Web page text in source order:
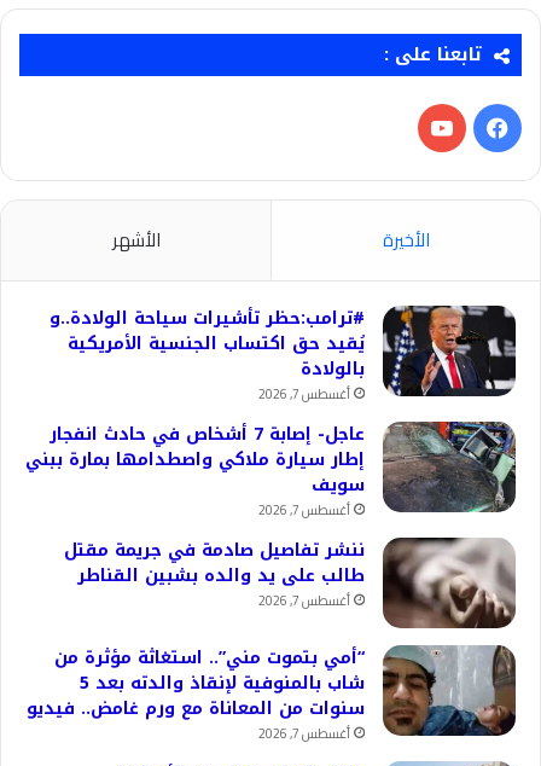
تابعنا على :
فيسبوك‫YouTube
الأخيرة الأشهر
#ترامب:حظر تأشيرات سياحة الولادة..و
يُقيد حق اكتساب الجنسية الأمريكية
بالولادة
أغسطس 7, 2026
عاجل- إصابة 7 أشخاص في حادث انفجار
إطار سيارة ملاكي واصطدامها بمارة ببني
سويف
أغسطس 7, 2026
ننشر تفاصيل صادمة في جريمة مقتل
طالب على يد والده بشبين القناطر
أغسطس 7, 2026
“أمي بتموت مني”.. استغاثة مؤثرة من
شاب بالمنوفية لإنقاذ والدته بعد 5
سنوات من المعاناة مع ورم غامض.. فيديو
أغسطس 7, 2026